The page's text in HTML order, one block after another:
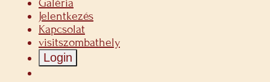
Galéria
Jelentkezés
Kapcsolat
visitszombathely
Login